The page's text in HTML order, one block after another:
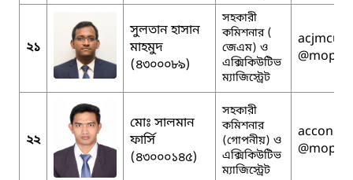
২১
সুলতান হাসান
মাহমুদ
(৪৩০০০৮৯)
সহকারী
কমিশনার (
জেএম) ও
এক্সিকিউটিভ
ম্যাজিস্ট্রেট
২২
মোঃ সালমান
ফার্সি
(৪৩০০০১৪৫)
সহকারী
কমিশনার
(গোপনীয়) ও
এক্সিকিউটিভ
ম্যাজিস্ট্রেট